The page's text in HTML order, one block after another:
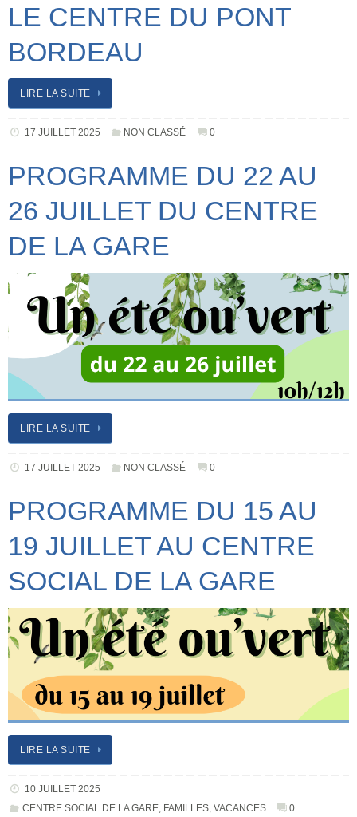
LE CENTRE DU PONT
BORDEAU
LIRE LA SUITE
17 JUILLET 2025 NON CLASSÉ 0
PROGRAMME DU 22 AU
26 JUILLET DU CENTRE
DE LA GARE
LIRE LA SUITE
17 JUILLET 2025 NON CLASSÉ 0
PROGRAMME DU 15 AU
19 JUILLET AU CENTRE
SOCIAL DE LA GARE
LIRE LA SUITE
10 JUILLET 2025
CENTRE SOCIAL DE LA GARE, FAMILLES, VACANCES 0